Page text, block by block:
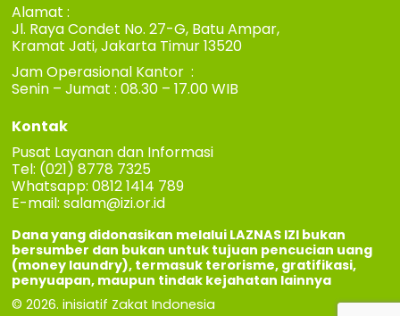
Alamat :
Jl. Raya Condet No. 27-G, Batu Ampar,
Kramat Jati, Jakarta Timur 13520
Jam Operasional Kantor :
Senin – Jumat : 08.30 – 17.00 WIB
Kontak
Pusat Layanan dan Informasi
Tel: (021) 8778 7325
Whatsapp: 0812 1414 789
E-mail:salam@izi.or.id
Dana yang didonasikan melalui LAZNAS IZI bukan
bersumber dan bukan untuk tujuan pencucian uang
(money laundry), termasuk terorisme, gratifikasi,
penyuapan, maupun tindak kejahatan lainnya
© 2026. inisiatif Zakat Indonesia